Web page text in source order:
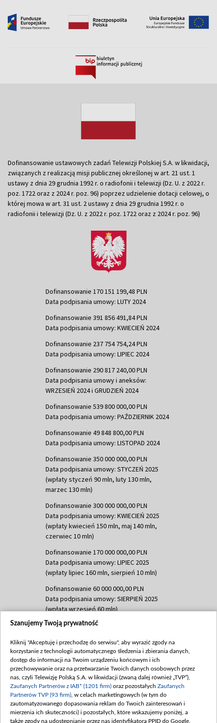
Dofinansowanie ustawowych zadań Telewizji Polskiej S.A. w likwidacji,
związanych z realizacją misji publicznej określonej w art. 21 ust. 1
ustawy z dnia 29 grudnia 1992 r. o radiofonii i telewizji (Dz. U. z 2022 r.
poz. 1722 oraz z 2024 r. poz. 96) poprzez udzielenie dotacji celowej, o
której mowa w art. 31 ust. 2 ustawy z dnia 29 grudnia 1992 r. o
radiofonii i telewizji (Dz. U. z 2022 r. poz. 1722 oraz z 2024 r. poz. 96)
Dofinansowanie 170 151 199,48 PLN
Data podpisania umowy: LUTY 2024
Dofinansowanie 391 856 491,84 PLN
Data podpisania umowy: KWIECIEŃ 2024
Dofinansowanie 237 754 754,24 PLN
Data podpisania umowy: LIPIEC 2024
Dofinansowanie 290 817 240,00 PLN
Data podpisania umowy i aneksów:
WRZESIEŃ 2024 i GRUDZIEŃ 2024
Dofinansowanie 539 800 000,00 PLN
Data podpisania umowy: PAŹDZIERNIK 2024
Dofinansowanie 49 848 800,00 PLN
Data podpisania umowy: LISTOPAD 2024
Dofinansowanie 350 000 000,00 PLN
Data podpisania umowy: STYCZEŃ 2025
(wpłaty styczeń 90 mln, luty 130 mln,
marzec 130 mln)
Dofinansowanie 300 000 000,00 PLN
Data podpisania umowy: KWIECIEŃ 2025
(wpłaty kwiecień 150 mln, maj 140 mln,
czerwiec 10 mln)
Dofinansowanie 170 000 000,00 PLN
Data podpisania umowy: LIPIEC 2025
(wpłaty lipiec 160 mln, sierpień 10 mln)
Dofinansowanie 60 000 000,00 PLN
Data podpisania umowy: SIERPIEŃ 2025
(wpłata wrzesień 60 mln)
Dofinansowanie 635 783 051,21 PLN
(wpłata wrzesień 100 mln, październik 350
mln, listopad 265 mln)
Dofinansowanie 48 862 000,00 PLN
Data podpisania umowy: GRUDZIEŃ 2025
(wpłata grudzień 60,548 mln)
Dofinansowanie 900 000 000,00 PLN
Data podpisania umowy: LUTY 2026 (wpłata
Szanujemy Twoją prywatność
Kliknij "Akceptuję i przechodzę do serwisu", aby wyrazić zgody na
korzystanie z technologii automatycznego śledzenia i zbierania danych,
dostęp do informacji na Twoim urządzeniu końcowym i ich
przechowywanie oraz na przetwarzanie Twoich danych osobowych przez
nas, czyli Telewizję Polską S.A. w likwidacji (zwaną dalej również „TVP”),
Zaufanych Partnerów z IAB* (1201 firm) oraz pozostałych Zaufanych
Partnerów TVP (93 firm) , w celach marketingowych (w tym do
zautomatyzowanego dopasowania reklam do Twoich zainteresowań i
mierzenia ich skuteczności) i pozostałych, które wskazujemy poniżej, a
także zgody na udostępnianie przez nas identyfikatora PPID do Google.